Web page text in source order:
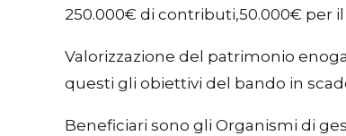
250.000€ di contributi,50.000€ per
Valorizzazione del patrimonio
questi gli obiettivi del bando in
Beneficiari sono gli Organismi di